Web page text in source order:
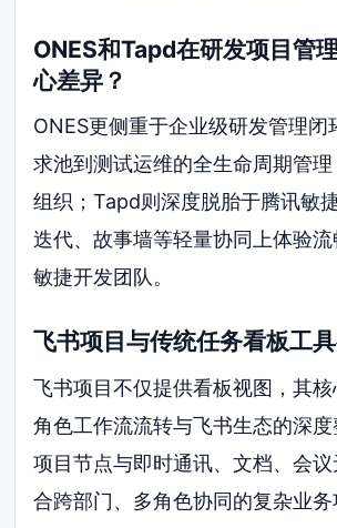
ONES和Tapd在研发项目管
心差异？
ONES更侧重于企业级研发管理闭
求池到测试运维的全生命周期管
组织；Tapd则深度脱胎于腾讯敏
迭代、故事墙等轻量协同上体验
敏捷开发团队。
飞书项目与传统任务看板工
飞书项目不仅提供看板视图，其
角色工作流流转与飞书生态的深
项目节点与即时通讯、文档、会
合跨部门、多角色协同的复杂业务